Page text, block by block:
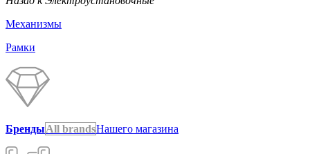
Механизмы
Рамки
БрендыAll brandsНашего магазина